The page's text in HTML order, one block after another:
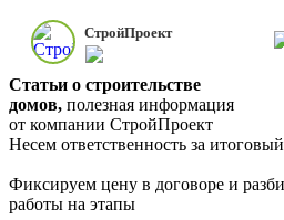
СтройПроект
Статьи о строительстве
домов, полезная информация
от компании СтройПроект
Несем ответственность за итоговый
Фиксируем цену в договоре и
работы на этапы